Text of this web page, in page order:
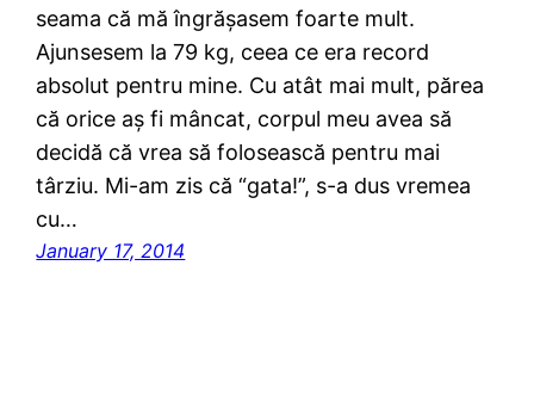
seama că mă îngrășasem foarte mult.
Ajunsesem la 79 kg, ceea ce era record
absolut pentru mine. Cu atât mai mult, părea
că orice aș fi mâncat, corpul meu avea să
decidă că vrea să folosească pentru mai
târziu. Mi-am zis că “gata!”, s-a dus vremea
cu…
January 17, 2014